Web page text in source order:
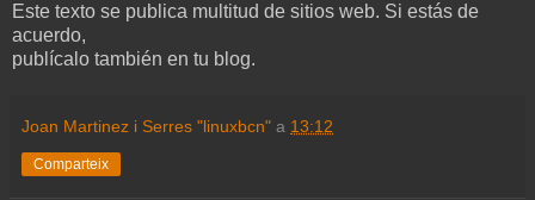
Este texto se publica multitud de sitios web. Si estás de
acuerdo,
publícalo también en tu blog.
Joan Martinez i Serres "linuxbcn" a 13:12
Comparteix